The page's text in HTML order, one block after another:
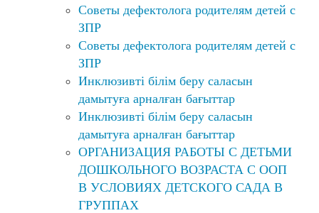
Советы дефектолога родителям детей с
ЗПР
Советы дефектолога родителям детей с
ЗПР
Инклюзивті білім беру саласын
дамытуға арналған бағыттар
Инклюзивті білім беру саласын
дамытуға арналған бағыттар
ОРГАНИЗАЦИЯ РАБОТЫ С ДЕТЬМИ
ДОШКОЛЬНОГО ВОЗРАСТА С ООП
В УСЛОВИЯХ ДЕТСКОГО САДА В
ГРУППАХ